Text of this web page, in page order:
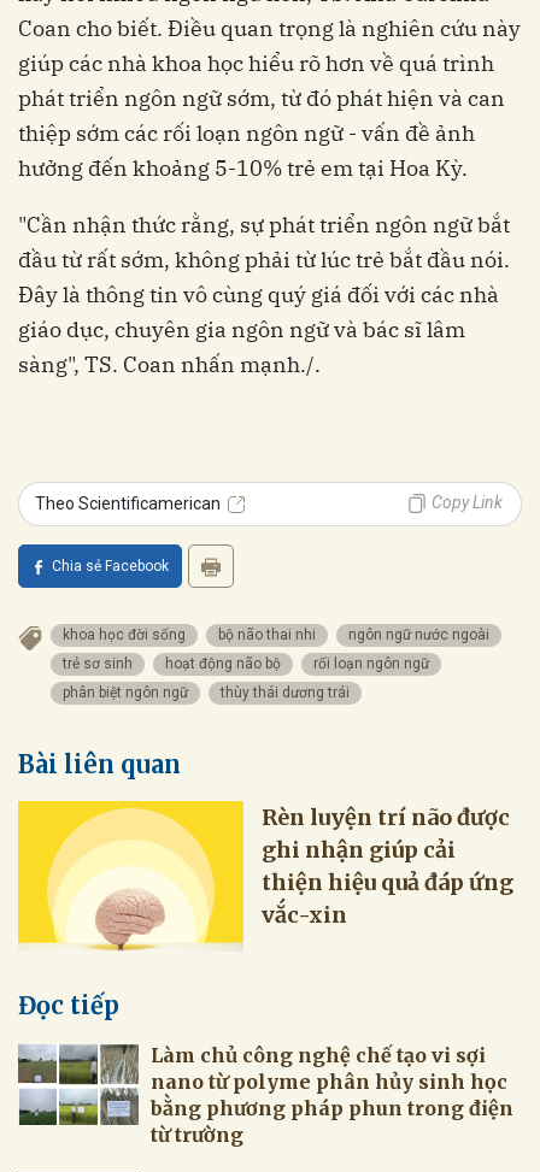
Coan cho biết. Điều quan trọng là nghiên cứu này
giúp các nhà khoa học hiểu rõ hơn về quá trình
phát triển ngôn ngữ sớm, từ đó phát hiện và can
thiệp sớm các rối loạn ngôn ngữ - vấn đề ảnh
hưởng đến khoảng 5-10% trẻ em tại Hoa Kỳ.
"Cần nhận thức rằng, sự phát triển ngôn ngữ bắt
đầu từ rất sớm, không phải từ lúc trẻ bắt đầu nói.
Đây là thông tin vô cùng quý giá đối với các nhà
giáo dục, chuyên gia ngôn ngữ và bác sĩ lâm
sàng", TS. Coan nhấn mạnh./.
Theo Scientificamerican Copy Link
Chia sẻ Facebook
khoa học đời sống bộ não thai nhi
ngôn ngữ nước ngoài
trẻ sơ sinh
hoạt động não bộ
rối loạn ngôn ngữ
phân biệt ngôn ngữ
thùy thái dương trái
Bài liên quan
ghi nhận giúp cải
thiện hiệu quả đáp ứng
Đọc tiếp
Làm chủ công nghệ chế tạo vi sợi
nano từ polyme phân hủy sinh học
bằng phương pháp phun trong điện
từ trường